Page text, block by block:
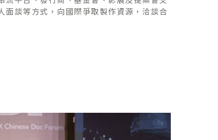
面談等方式，向國際爭取製作資源，洽談合